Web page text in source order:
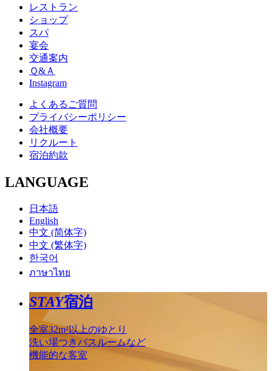
レストラン
ショップ
スパ
宴会
交通案内
Ｑ&Ａ
Instagram
よくあるご質問
プライバシーポリシー
会社概要
リクルート
宿泊約款
LANGUAGE
日本語
English
中文 (简体字)
中文 (繁体字)
한국어
ภาษาไทย
STAY宿泊
全室32m²以上のゆとり
洗い場つきバスルームなど
機能的な客室